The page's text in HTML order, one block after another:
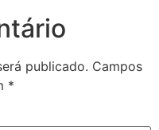
publicado. Campos
*